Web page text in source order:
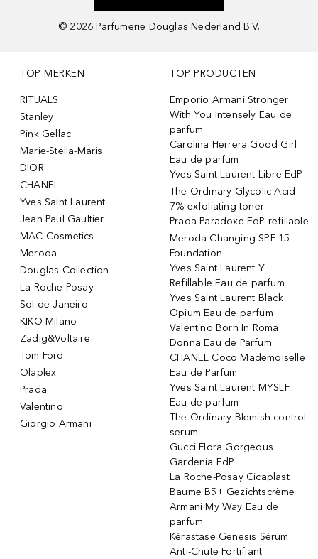
© 2026 Parfumerie Douglas Nederland B.V.
TOP MERKEN
RITUALS
Stanley
Pink Gellac
Marie-Stella-Maris
DIOR
CHANEL
Yves Saint Laurent
Jean Paul Gaultier
MAC Cosmetics
Meroda
Douglas Collection
La Roche-Posay
Sol de Janeiro
KIKO Milano
Zadig&Voltaire
Tom Ford
Olaplex
Prada
Valentino
Giorgio Armani
TOP PRODUCTEN
Emporio Armani Stronger
With You Intensely Eau de
parfum
Carolina Herrera Good Girl
Eau de parfum
Yves Saint Laurent Libre EdP
The Ordinary Glycolic Acid
7% exfoliating toner
Prada Paradoxe EdP refillable
Meroda Changing SPF 15
Foundation
Yves Saint Laurent Y
Refillable Eau de parfum
Yves Saint Laurent Black
Opium Eau de parfum
Valentino Born In Roma
Donna Eau de Parfum
CHANEL Coco Mademoiselle
Eau de Parfum
Yves Saint Laurent MYSLF
Eau de parfum
The Ordinary Blemish control
serum
Gucci Flora Gorgeous
Gardenia EdP
La Roche-Posay Cicaplast
Baume B5+ Gezichtscrème
Armani My Way Eau de
parfum
Kérastase Genesis Sérum
Anti-Chute Fortifiant